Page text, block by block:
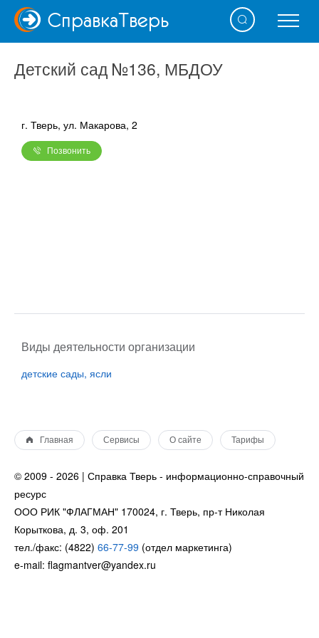
СправкаТверь
Детский сад №136, МБДОУ
г. Тверь, ул. Макарова, 2
Позвонить
Виды деятельности организации
детские сады, ясли
Главная Сервисы О сайте Тарифы
© 2009 - 2026 | Справка Тверь - информационно-справочный
ресурс
ООО РИК "ФЛАГМАН" 170024, г. Тверь, пр-т Николая
Корыткова, д. 3, оф. 201
тел./факс: (4822) 66-77-99 (отдел маркетинга)
e-mail: flagmantver@yandex.ru